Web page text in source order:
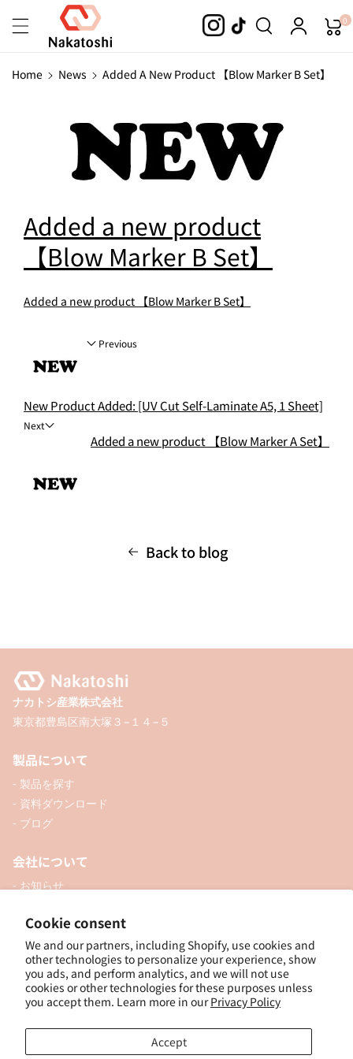
Cookie consent
We and our partners, including Shopify, use cookies and
other technologies to personalize your experience, show
you ads, and perform analytics, and we will not use
cookies or other technologies for these purposes unless
you accept them. Learn more in ourPrivacy Policy
Accept
Content
0
Home News Added A New Product 【Blow Marker B Set】
Added a new product
【Blow Marker B Set】
Added a new product 【Blow Marker B Set】
Previous
New Product Added: [UV Cut Self-Laminate A5, 1 Sheet]
Next
Added a new product 【Blow Marker A Set】
Back to blog
ナカトシ産業株式会社
東京都豊島区南大塚３−１４−５
製品について
- 製品を探す
- 資料ダウンロード
- ブログ
会社について
- お知らせ
- 口座開設
- お問い合わせ
ソーシャル
個人向けオンラインショップ